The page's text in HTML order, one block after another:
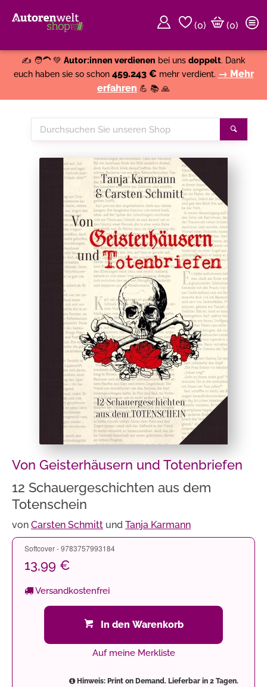
(0)
(0)
✍️ 🧑‍🦱 💚 Autor:innen verdienen bei uns doppelt. Dank
euch haben sie so schon 459.243 € mehr verdient. → Mehr
erfahren 💪 📚 🙏
Durchsuchen
Sie
Von Geisterhäusern und Totenbriefen
12 Schauergeschichten aus dem
Totenschein
von Carsten Schmitt und Tanja Karmann
Softcover - 9783757993184
13,99 €
Versandkostenfrei
In den Warenkorb
Auf meine Merkliste
Hinweis: Print on Demand. Lieferbar in 2 Tagen.